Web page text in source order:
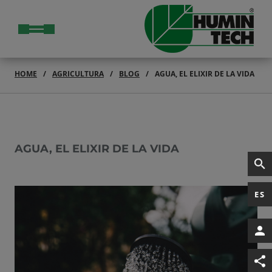
ES
HOME AGRICULTURA BLOG AGUA, EL ELIXIR DE LA VIDA
AGUA, EL ELIXIR DE LA VIDA